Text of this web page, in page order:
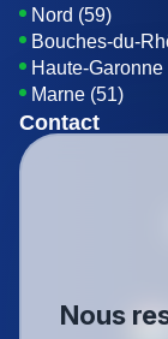
Nord (59)
Bouches-du-
Haute-Garonne
Marne (51)
Contact
Nous